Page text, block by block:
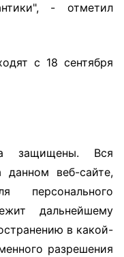
- отметил
с 18 сентября
защищены. Вся
веб-сайте,
персонального
дальнейшему
в какой-
разрешения